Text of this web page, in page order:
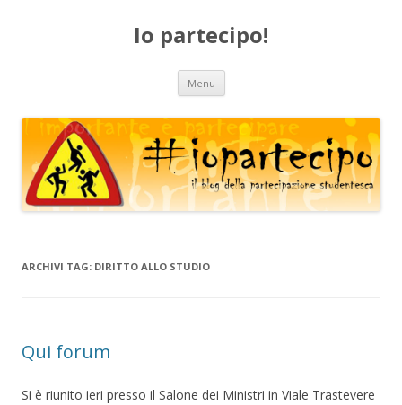
Io partecipo!
Menu Vai
contenuto
ARCHIVI TAG: DIRITTO ALLO STUDIO
Qui forum
Si è riunito ieri presso il Salone dei Ministri in Viale Trastevere